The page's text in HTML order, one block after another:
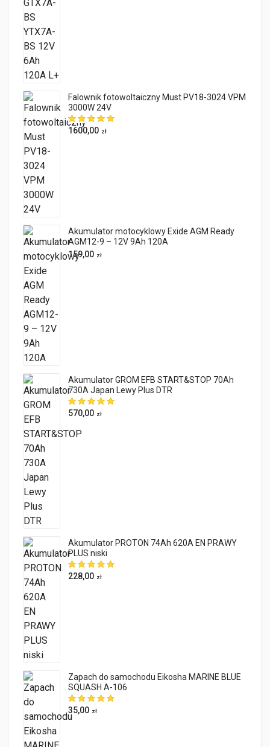
Falownik fotowoltaiczny Must PV18-3024 VPM
3000W 24V
1600,00 zł
Akumulator motocyklowy Exide AGM Ready
AGM12-9 – 12V 9Ah 120A
159,00 zł
Akumulator GROM EFB START&STOP 70Ah
730A Japan Lewy Plus DTR
570,00 zł
Akumulator PROTON 74Ah 620A EN PRAWY
PLUS niski
228,00 zł
Zapach do samochodu Eikosha MARINE BLUE
SQUASH A-106
35,00 zł